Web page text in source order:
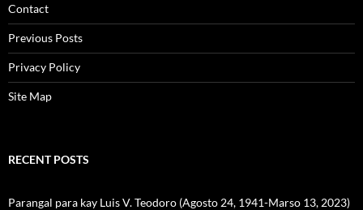
Contact
Previous Posts
Privacy Policy
Site Map
RECENT POSTS
Parangal para kay Luis V. Teodoro (Agosto 24, 1941-Marso 13, 2023)